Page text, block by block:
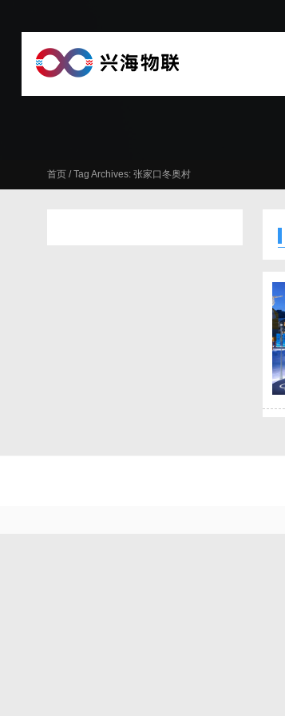
首页 /Tag Archives: 张家口冬奥村